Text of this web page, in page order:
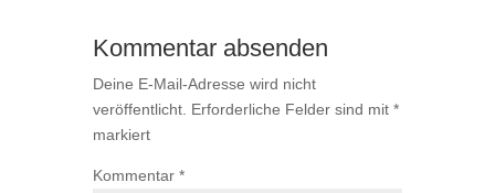
Kommentar absenden
Deine E-Mail-Adresse wird nicht
veröffentlicht. Erforderliche Felder sind mit *
markiert
Kommentar *